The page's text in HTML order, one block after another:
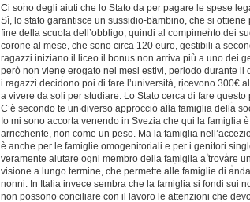
Ci sono degli aiuti che lo Stato da per pagare le spese
Sì, lo stato garantisce un sussidio-bambino, che si
fine della scuola dell’obbligo, quindi al compimento dei
corone al mese, che sono circa 120 euro, gestibili a
ragazzi iniziano il liceo il bonus non arriva più a uno dei
però non viene erogato nei mesi estivi, periodo durante il
i ragazzi decidono poi di fare l’università, ricevono 300€
a vivere da soli per studiare. Lo Stato cerca di fare
C’è secondo te un diverso approccio alla famiglia della
Io mi sono accorta venendo in Svezia che qui la famiglia
arricchente, non come un peso. Ma la famiglia
è anche per le famiglie omogenitoriali e per i genitori
veramente aiutare ogni membro della famiglia a trovare
visione a lungo termine, che permette alle famiglie di
nonni. In Italia invece sembra che la famiglia si fondi sui
non possono conciliare con il lavoro le attenzioni che